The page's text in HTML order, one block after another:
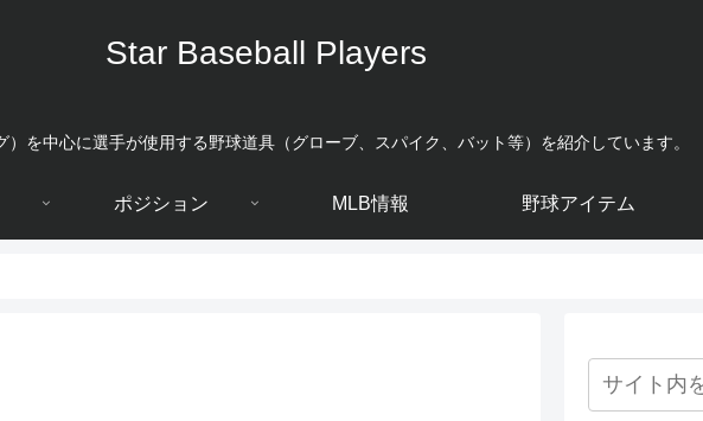
Star Baseball Players
）を中心に選手が使用する野球道具（グローブ、スパイク、バット等）を紹介しています。
ポジション MLB情報 野球アイテム